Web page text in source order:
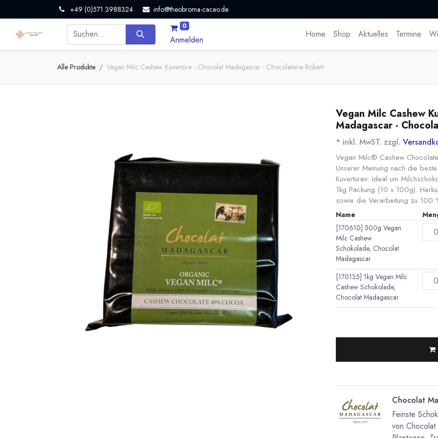
+49 (0)571 3988324 info@theobroma-cacao.de
0
Anmelden
Home Shop Aktuelles Termine
Alle Produkte Vegan Milc Cashew Kuvertüre - Chocolat Madagascar - Chocolaterie Robert
Vegan Milc Cashew
Madagascar -
* inkl. MwST. zzgl.
Vegan Milc® Cashew
Unserer Meinung nach die
Kuvertüren. Ideal um
1kg Packung (10 x 100g).
sowie die Verarbeitung zu 100
Name
[170610] 500g Vegan
Milc Cashew
Schokolade, Chocolat
Madagascar
[170135] 1kg Vegan Milc
Cashew Schokolade,
Chocolat Madagascar
Chocolat
Feinste
von